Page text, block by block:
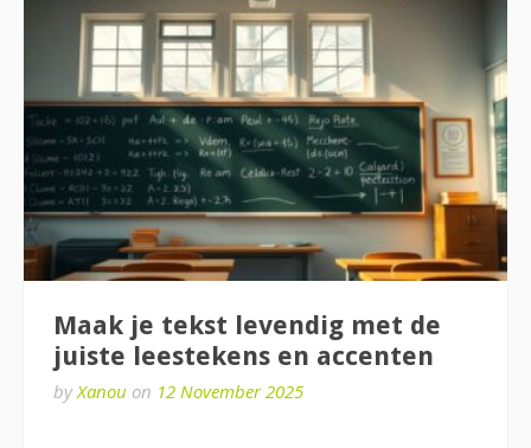
Maak je tekst levendig met de
juiste leestekens en accenten
byXanou on 12 November 2025